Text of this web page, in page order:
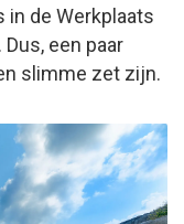
in de Werkplaats
een paar
slimme zet zijn.